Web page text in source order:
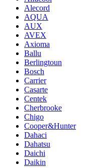
Alecord
AQUA
AUX
AVEX
Axioma
Ballu
Berlingtoun
Bosch
Carrier
Casarte
Centek
Cherbrooke
Chigo
Cooper&Hunter
Dahaci
Dahatsu
Daichi
Daikin